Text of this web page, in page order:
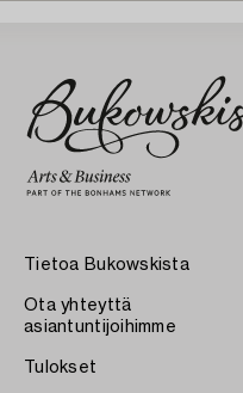
Tietoa Bukowskista
Ota yhteyttä
asiantuntijoihimme
Tulokset